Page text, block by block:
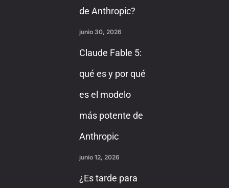
de Anthropic?
junio 30, 2026
Claude Fable 5:
qué es y por qué
es el modelo
más potente de
Anthropic
junio 12, 2026
¿Es tarde para